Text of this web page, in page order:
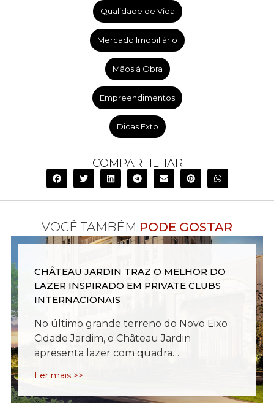
Qualidade de Vida
Mercado Imobiliário
Mãos à Obra
Empreendimentos
Dicas Exto
COMPARTILHAR
CHÂTEAU JARDIN TRAZ O MELHOR DO
LAZER INSPIRADO EM PRIVATE CLUBS
INTERNACIONAIS
No último grande terreno do Novo Eixo
Cidade Jardim, o Château Jardin
apresenta lazer com quadra…
Ler mais >>
VOCÊ TAMBÉM PODE GOSTAR